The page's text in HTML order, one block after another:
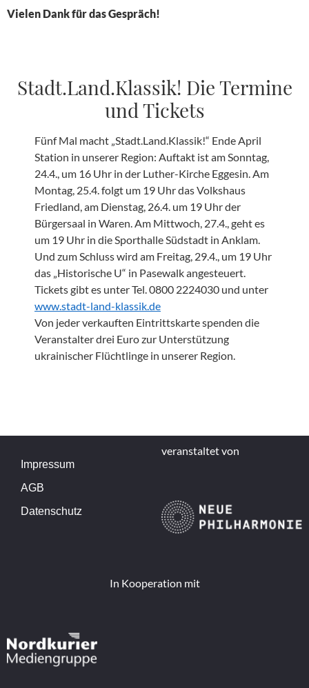
Vielen Dank für das Gespräch!
Stadt.Land.Klassik! Die Termine
und Tickets
Fünf Mal macht „Stadt.Land.Klassik!“ Ende April
Station in unserer Region: Auftakt ist am Sonntag,
24.4., um 16 Uhr in der Luther-Kirche Eggesin. Am
Montag, 25.4. folgt um 19 Uhr das Volkshaus
Friedland, am Dienstag, 26.4. um 19 Uhr der
Bürgersaal in Waren. Am Mittwoch, 27.4., geht es
um 19 Uhr in die Sporthalle Südstadt in Anklam.
Und zum Schluss wird am Freitag, 29.4., um 19 Uhr
das „Historische U“ in Pasewalk angesteuert.
Tickets gibt es unter Tel. 0800 2224030 und unter
www.stadt-land-klassik.de
Von jeder verkauften Eintrittskarte spenden die
Veranstalter drei Euro zur Unterstützung
ukrainischer Flüchtlinge in unserer Region.
Impressum
AGB
Datenschutz
veranstaltet von
In Kooperation mit